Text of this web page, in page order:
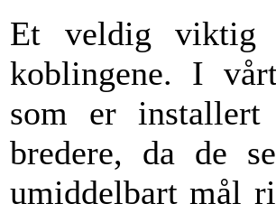
Et veldig viktig
koblingene. I
som er
bredere, da de
umiddelbart mål